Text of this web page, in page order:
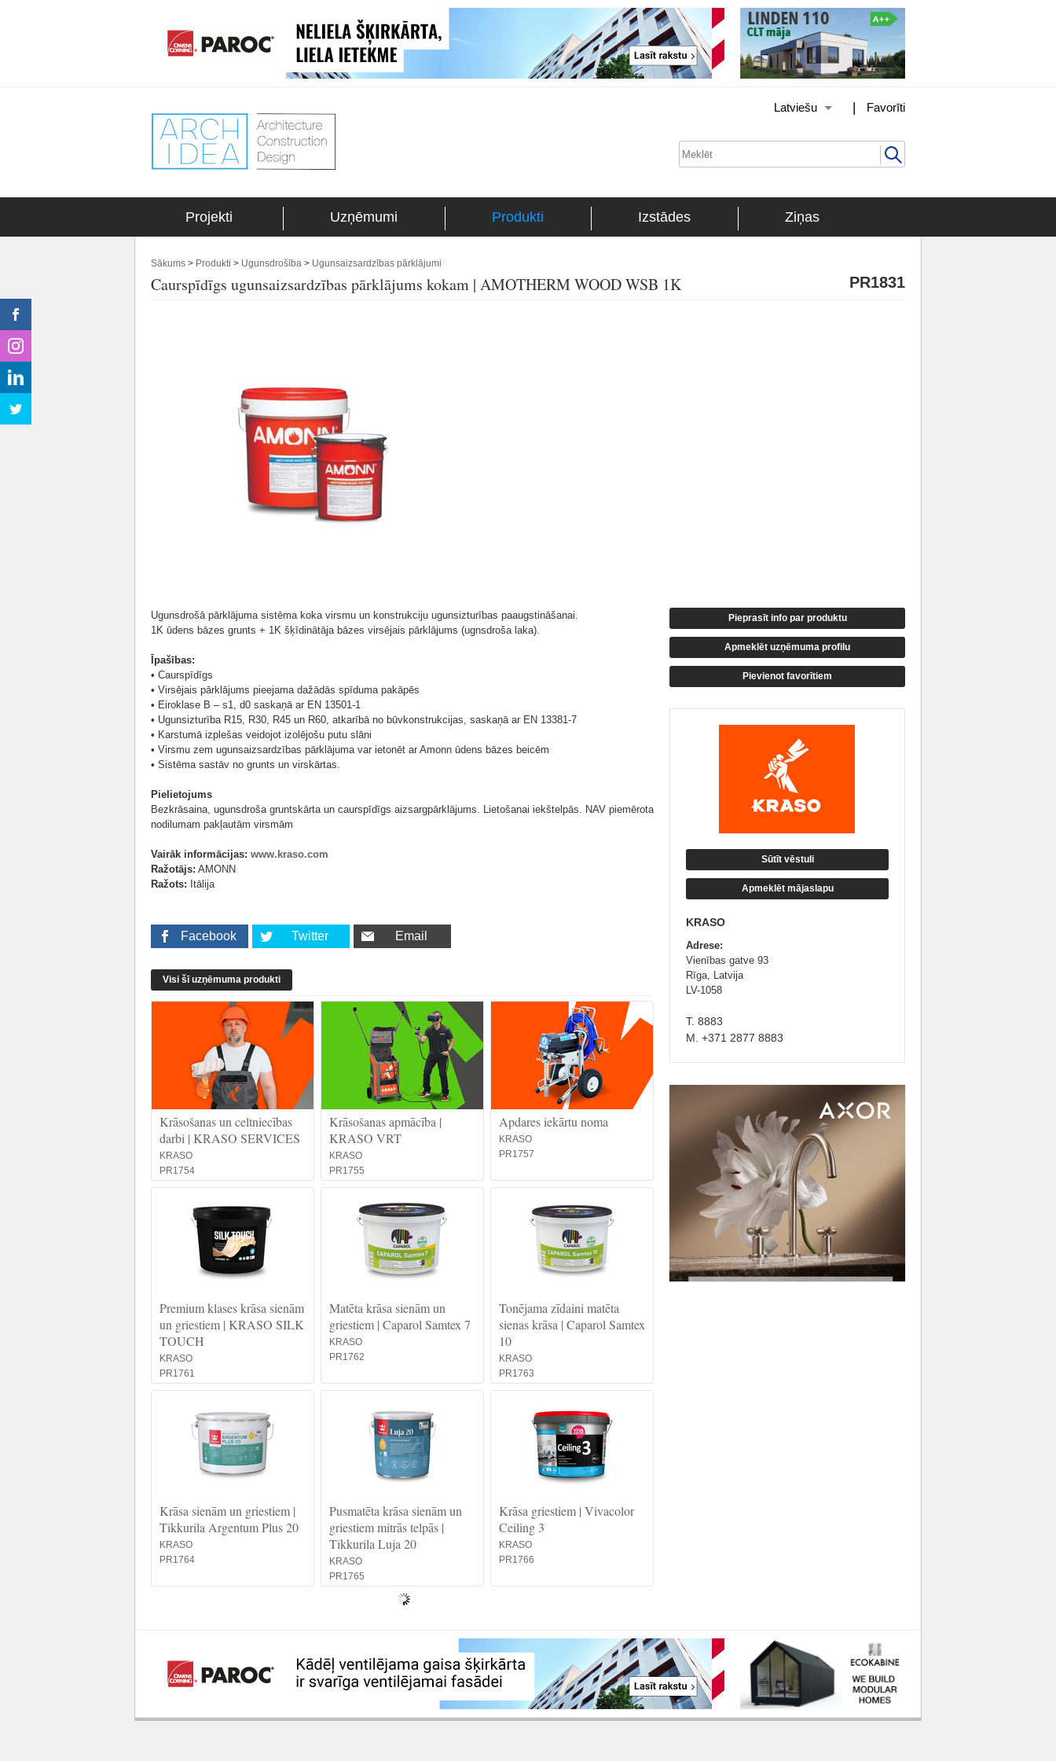
Favorīti
|
Latviešu
Projekti Uzņēmumi Produkti Izstādes Ziņas
Sākums > Produkti > Ugunsdrošība > Ugunsaizsardzības pārklājumi
Caurspīdīgs ugunsaizsardzības pārklājums kokam | AMOTHERM WOOD WSB 1K PR1831
Ugunsdrošā pārklājuma sistēma koka virsmu un konstrukciju ugunsizturības paaugstināšanai.
1K ūdens bāzes grunts + 1K šķīdinātāja bāzes virsējais pārklājums (ugnsdroša laka).
Īpašības:
• Caurspīdīgs
• Virsējais pārklājums pieejama dažādās spīduma pakāpēs
• Eiroklase B – s1, d0 saskaņā ar EN 13501-1
• Ugunsizturība R15, R30, R45 un R60, atkarībā no būvkonstrukcijas, saskaņā ar EN 13381-7
• Karstumā izplešas veidojot izolējošu putu slāni
• Virsmu zem ugunsaizsardzības pārklājuma var ietonēt ar Amonn ūdens bāzes beicēm
• Sistēma sastāv no grunts un virskārtas.
Pielietojums
Bezkrāsaina, ugunsdroša gruntskārta un caurspīdīgs aizsargpārklājums. Lietošanai iekštelpās. NAV piemērota
nodilumam pakļautām virsmām
Vairāk informācijas: www.kraso.com
Ražotājs: AMONN
Ražots: Itālija
Facebook Twitter Email
Visi šī uzņēmuma produkti
Krāsošanas un celtniecības
darbi | KRASO SERVICES
KRASO
PR1754
Krāsošanas apmācība |
KRASO VRT
KRASO
PR1755
Apdares iekārtu noma
KRASO
PR1757
Premium klases krāsa sienām
un griestiem | KRASO SILK
TOUCH
KRASO
PR1761
Matēta krāsa sienām un
griestiem | Caparol Samtex 7
KRASO
PR1762
Tonējama zīdaini matēta
sienas krāsa | Caparol Samtex
10
KRASO
PR1763
Krāsa sienām un griestiem |
Tikkurila Argentum Plus 20
KRASO
PR1764
Pusmatēta krāsa sienām un
griestiem mitrās telpās |
Tikkurila Luja 20
KRASO
PR1765
Krāsa griestiem | Vivacolor
Ceiling 3
KRASO
PR1766
Pieprasīt info par produktu
Apmeklēt uzņēmuma profilu
Pievienot favorītiem
Sūtīt vēstuli
Apmeklēt mājaslapu
KRASO
Adrese:
Vienības gatve 93
Rīga, Latvija
LV-1058
T. 8883
M. +371 2877 8883